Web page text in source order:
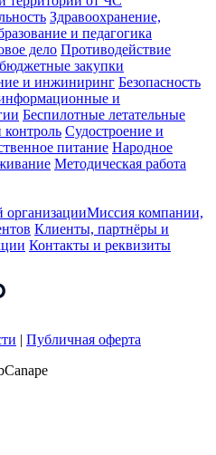
Здравоохранение,
и педагогика
дело Противодействие
закупки
и инжиниринг Безопасность
и
Беспилотные летательные
Судостроение и
питание Народное
Методическая работа
организацииМиссия компании,
Клиенты, партнёры и
Контакты и реквизиты
| Публичная оферта